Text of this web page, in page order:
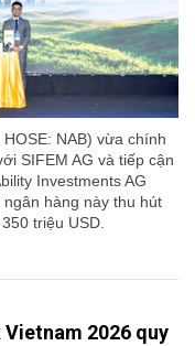
NAB) vừa chính
SIFEM AG và tiếp cận
Investments AG
hàng này thu hút
triệu USD.
2026 quy